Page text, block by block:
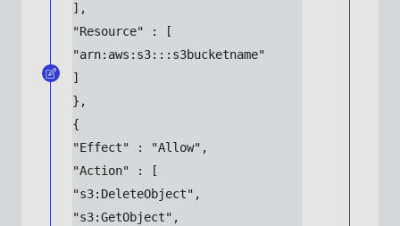
],
"Resource" : [
"arn:aws:s3:::s3bucketname"
]
},
{
"Effect" : "Allow",
"Action" : [
"s3:DeleteObject",
"s3:GetObject",